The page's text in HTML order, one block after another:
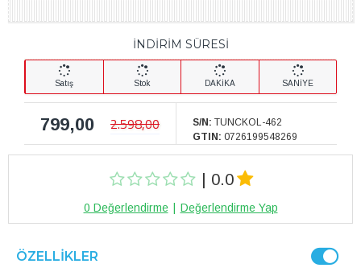
| 0.0
0 Değerlendirme Değerlendirme Yap
İNDİRİM SÜRESİ
Satış Stok DAKİKA SANİYE
799,00 2.598,00 S/N: TUNCKOL-462
GTIN: 0726199548269
ÖZELLIKLER